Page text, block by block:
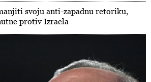
svoju anti-zapadnu retoriku,
protiv Izraela